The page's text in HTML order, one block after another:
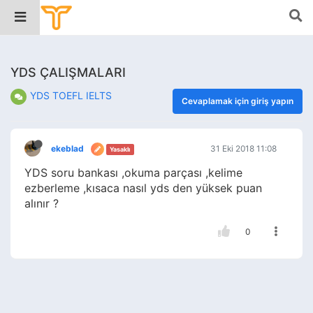
YDS ÇALIŞMALARI
YDS TOEFL IELTS Cevaplamak için giriş yapın
ekeblad Yasaklı 31 Eki 2018 11:08
YDS soru bankası ,okuma parçası ,kelime
ezberleme ,kısaca nasıl yds den yüksek puan
alınır ?
0